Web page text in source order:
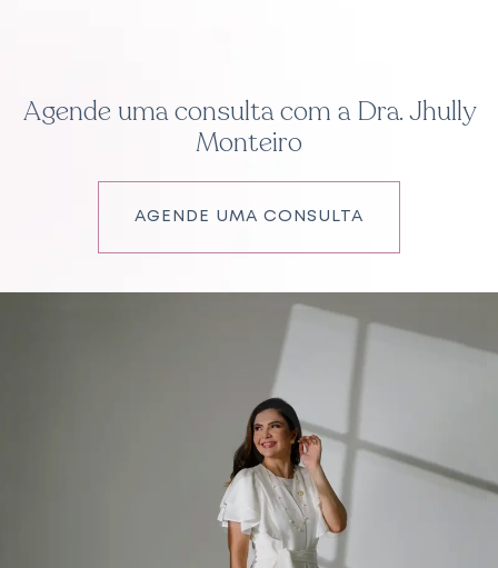
Agende uma consulta com a Dra. Jhully
Monteiro
AGENDE UMA CONSULTA